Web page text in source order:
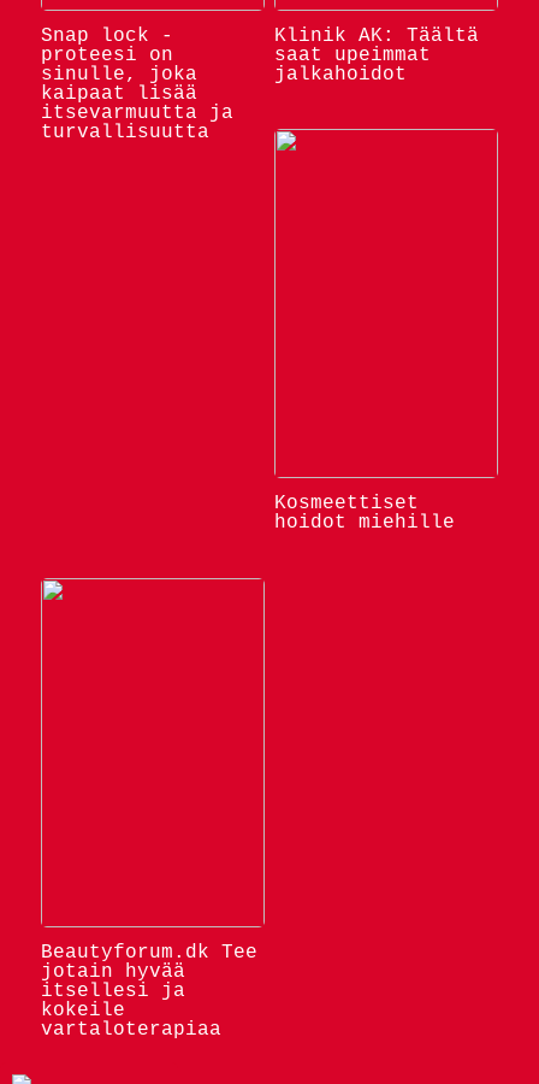
Snap lock -
proteesi on
sinulle, joka
kaipaat lisää
itsevarmuutta ja
turvallisuutta
Klinik AK: Täältä
saat upeimmat
jalkahoidot
Kosmeettiset
hoidot miehille
Beautyforum.dk Tee
jotain hyvää
itsellesi ja
kokeile
vartaloterapiaa